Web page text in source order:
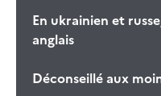
En ukrainien et
anglais
Déconseillé aux